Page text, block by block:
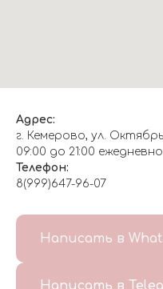
Адрес:
г. Кемерово, ул.
09:00 до 21:00
Телефон:
8(999)647-96-07
Написать в
Написать в